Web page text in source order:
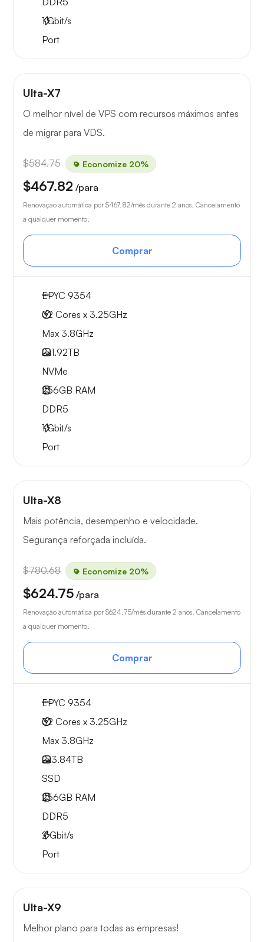
1Gbit/s
Port
Ulta-X7
O melhor nível de VPS com recursos máximos antes
de migrar para VDS.
$584.75 Economize 20%
$467.82 /para
Renovação automática por $467.82/mês durante 2 anos. Cancelamento
a qualquer momento.
Comprar
EPYC 9354
32 Cores x 3.25GHz
Max 3.8GHz
2x1.92TB
NVMe
256GB RAM
DDR5
1Gbit/s
Port
Ulta-X8
Mais potência, desempenho e velocidade.
Segurança reforçada incluída.
$780.68 Economize 20%
$624.75 /para
Renovação automática por $624.75/mês durante 2 anos. Cancelamento
a qualquer momento.
Comprar
EPYC 9354
32 Cores x 3.25GHz
Max 3.8GHz
2x3.84TB
SSD
256GB RAM
DDR5
2Gbit/s
Port
Ulta-X9
Melhor plano para todas as empresas!